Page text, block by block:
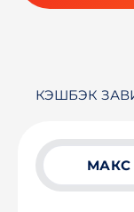
КЭШБЭК
МАКС